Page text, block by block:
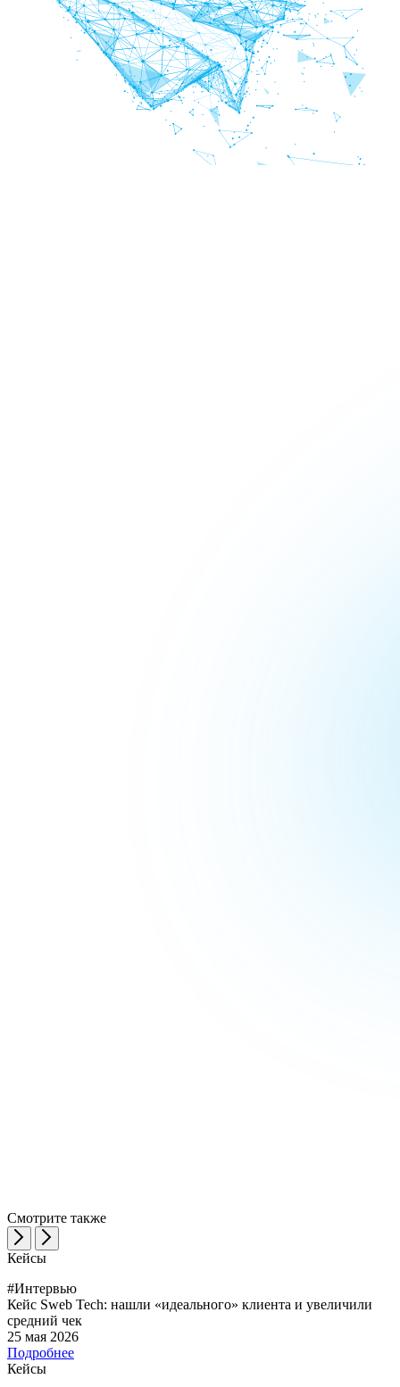
Смотрите также
Кейсы
#Интервью
Кейс Sweb Tech: нашли «идеального» клиента и увеличили
средний чек
25 мая 2026
Подробнее
Кейсы